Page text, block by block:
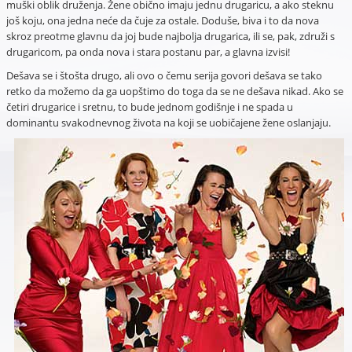
muški oblik druženja. Žene obično imaju jednu drugaricu, a ako steknu
još koju, ona jedna neće da čuje za ostale. Doduše, biva i to da nova
skroz preotme glavnu da joj bude najbolja drugarica, ili se, pak, združi s
drugaricom, pa onda nova i stara postanu par, a glavna izvisi!
Dešava se i štošta drugo, ali ovo o čemu serija govori dešava se tako
retko da možemo da ga uopštimo do toga da se ne dešava nikad. Ako se
četiri drugarice i sretnu, to bude jednom godišnje i ne spada u
dominantu svakodnevnog života na koji se uobičajene žene oslanjaju.